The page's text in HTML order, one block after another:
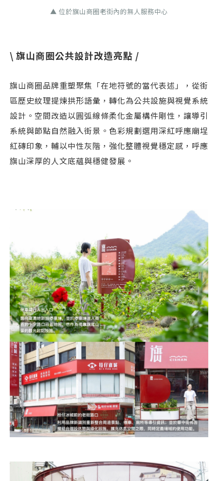
▲ 位於旗山商圈老街內的無人服務中心
\ 旗山商圈公共設計改造亮點 /
旗山商圈品牌重塑聚焦「在地符號的當代表述」，從街
區歷史紋理提煉拱形語彙，轉化為公共設施與視覺系統
設計。空間改造以圓弧線條柔化金屬構件剛性，讓導引
系統與節點自然融入街景。色彩規劃選用深紅呼應廟埕
紅磚印象，輔以中性灰階，強化整體視覺穩定感，呼應
旗山深厚的人文底蘊與穩健發展。